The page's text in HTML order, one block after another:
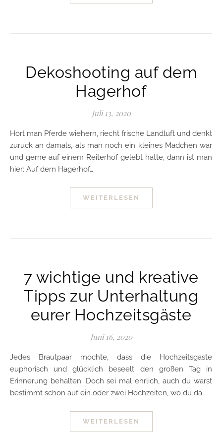
Dekoshooting auf dem
Hagerhof
Juli 13, 2020
Hört man Pferde wiehern, riecht frische Landluft und denkt
zurück an damals, als man noch ein kleines Mädchen war
und gerne auf einem Reiterhof gelebt hätte, dann ist man
hier: Auf dem Hagerhof…
WEITERLESEN
7 wichtige und kreative
Tipps zur Unterhaltung
eurer Hochzeitsgäste
Juni 16, 2020
Jedes Brautpaar möchte, dass die Hochzeitsgäste
euphorisch und glücklich beseelt den großen Tag in
Erinnerung behalten. Doch sei mal ehrlich, auch du warst
bestimmt schon auf ein oder zwei Hochzeiten, wo du da…
WEITERLESEN